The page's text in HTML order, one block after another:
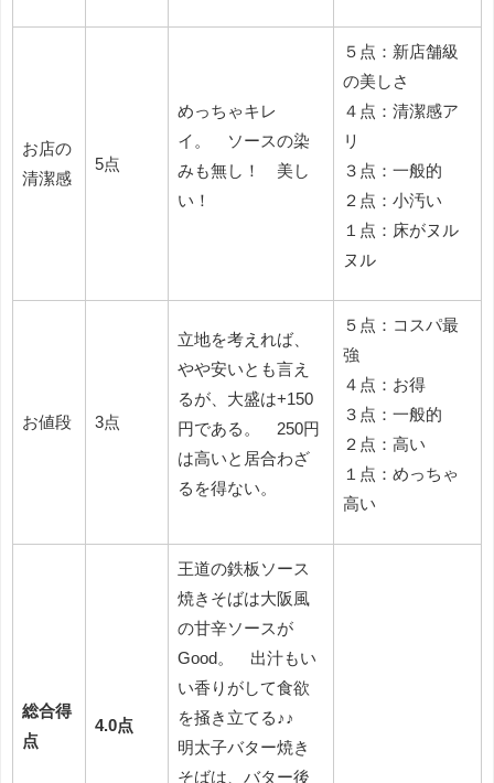
お店の
清潔感
5点
めっちゃキレ
イ。 ソースの染
みも無し！ 美し
い！
５点：新店舗級
の美しさ
４点：清潔感ア
リ
３点：一般的
２点：小汚い
１点：床がヌル
ヌル
お値段 3点
立地を考えれば、
やや安いとも言え
るが、大盛は+150
円である。 250円
は高いと居合わざ
るを得ない。
５点：コスパ最
強
４点：お得
３点：一般的
２点：高い
１点：めっちゃ
高い
総合得
点
4.0点
王道の鉄板ソース
焼きそばは大阪風
の甘辛ソースが
Good。 出汁もい
い香りがして食欲
を掻き立てる♪♪
明太子バター焼き
そばは、バター後